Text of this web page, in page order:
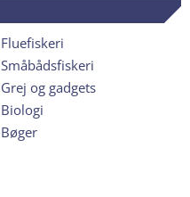
Fluefiskeri
Småbådsfiskeri
Grej og gadgets
Biologi
Bøger